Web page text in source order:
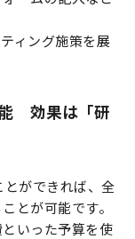
ィング施策を展
効果は「研
ができれば、全
とが可能です。
いった予算を使